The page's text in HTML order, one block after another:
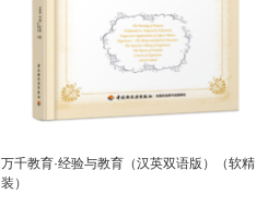
万千教育·经验与教育（汉英双语版）（软精
装）